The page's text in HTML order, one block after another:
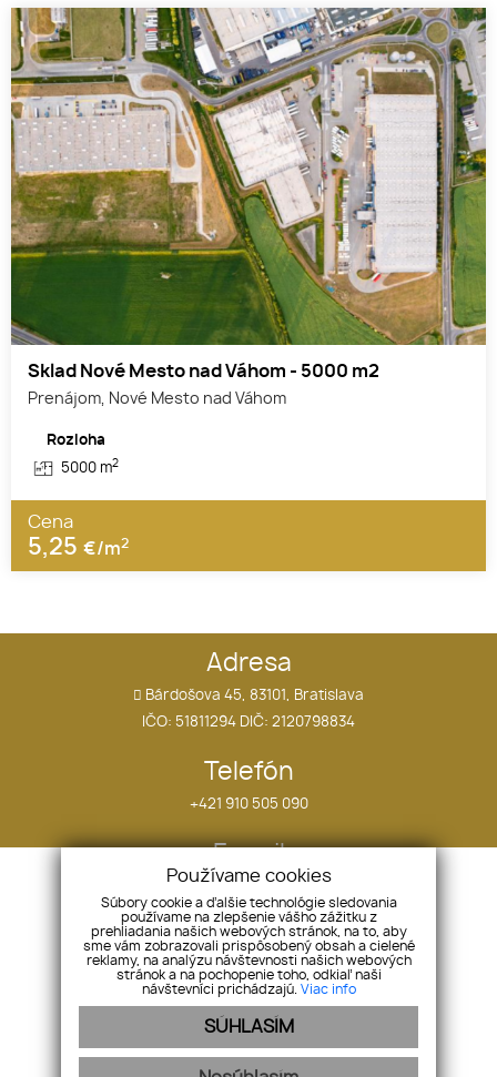
Sklad Nové Mesto nad Váhom - 5000 m2
Prenájom, Nové Mesto nad Váhom
Rozloha
5000 m2
Cena
5,25 €/m2
Adresa
Bárdošova 45, 83101, Bratislava
IČO: 51811294 DIČ: 2120798834
Telefón
+421 910 505 090
E-mail
tomas.ostatnik@hollandco.sk
Úvod
Blog
Kontakt
Pozemky
Komerčné objekty
Používame cookies
Súbory cookie a ďalšie technológie sledovania
používame na zlepšenie vášho zážitku z
prehliadania našich webových stránok, na to, aby
sme vám zobrazovali prispôsobený obsah a cielené
reklamy, na analýzu návštevnosti našich webových
stránok a na pochopenie toho, odkiaľ naši
návštevníci prichádzajú. Viac info
SÚHLASÍM